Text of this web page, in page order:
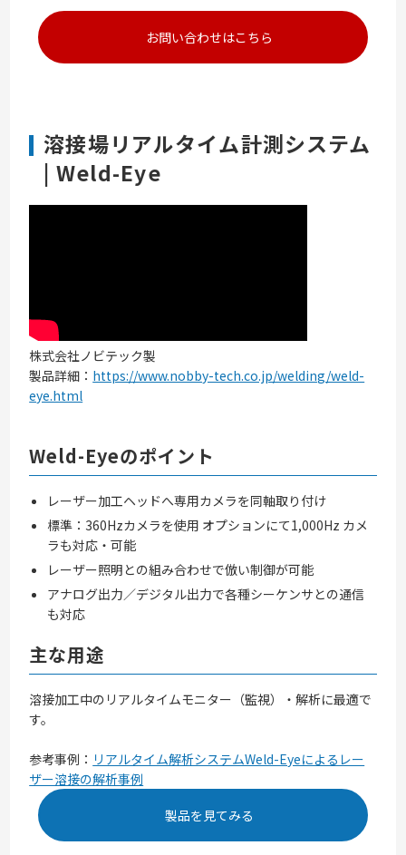
お問い合わせはこちら
溶接場リアルタイム計測システム
| Weld-Eye
株式会社ノビテック製
製品詳細： https://www.nobby-tech.co.jp/welding/weld-
eye.html
Weld-Eyeのポイント
レーザー加工ヘッドへ専用カメラを同軸取り付け
標準：360Hzカメラを使用 オプションにて1,000Hz カメ
ラも対応・可能
レーザー照明との組み合わせで倣い制御が可能
アナログ出力／デジタル出力で各種シーケンサとの通信
も対応
主な用途
溶接加工中のリアルタイムモニター（監視）・解析に最適で
す。
参考事例： リアルタイム解析システムWeld-Eyeによるレー
ザー溶接の解析事例
製品を見てみる